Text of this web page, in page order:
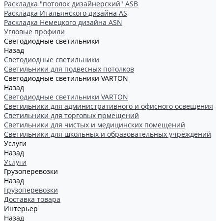
Раскладка "потолок дизайнерский" ASB
Раскладка Итальянского дизайна AS
Раскладка Немецкого дизайна АSN
Угловые профили
Светодиодные светильники
Назад
Светодиодные светильники
Светильники для подвесных потолков
Светодиодные светильники VARTON
Назад
Светодиодные светильники VARTON
Светильники для административного и офисного освещения
Светильники для торговых прмещений
Светильники для чистых и медицинских помещений
Светильники для школьных и образовательных учреждений
Услуги
Назад
Услуги
Грузоперевозки
Назад
Грузоперевозки
Доставка товара
Интерьер
Назад